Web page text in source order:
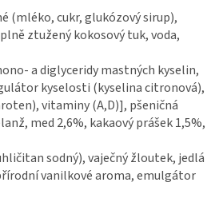
(mléko, cukr, glukózový sirup),
ztužený kokosový tuk, voda,
a diglyceridy mastných kyselin,
kyselosti (kyselina citronová),
vitaminy (A,D)], pšeničná
med 2,6%, kakaový prášek 1,5%,
sodný), vaječný žloutek, jedlá
vanilkové aroma, emulgátor